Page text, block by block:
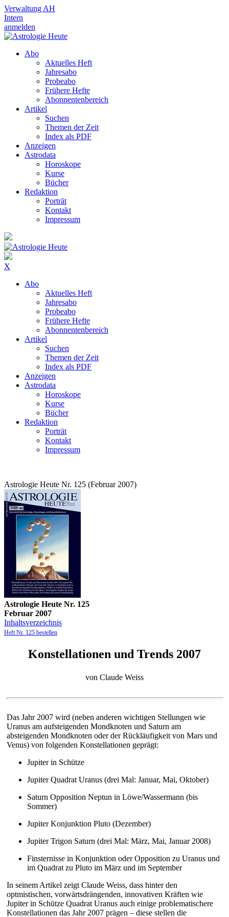
Verwaltung AH
Intern
anmelden
Abo
Aktuelles Heft
Jahresabo
Probeabo
Frühere Hefte
Abonnentenbereich
Artikel
Suchen
Themen der Zeit
Index als PDF
Anzeigen
Astrodata
Horoskope
Kurse
Bücher
Redaktion
Porträt
Kontakt
Impressum
X
Abo
Aktuelles Heft
Jahresabo
Probeabo
Frühere Hefte
Abonnentenbereich
Artikel
Suchen
Themen der Zeit
Index als PDF
Anzeigen
Astrodata
Horoskope
Kurse
Bücher
Redaktion
Porträt
Kontakt
Impressum
Astrologie Heute Nr. 125 (Februar 2007)
Astrologie Heute Nr. 125
Februar 2007
Inhaltsverzeichnis
Heft Nr. 125 bestellen
Konstellationen und Trends 2007
von Claude Weiss
Das Jahr 2007 wird (neben anderen wichtigen Stellungen wie
Uranus am aufsteigenden Mondknoten und Saturn am
absteigenden Mondknoten oder der Rückläufigkeit von Mars und
Venus) von folgenden Konstellationen geprägt:
Jupiter in Schütze
Jupiter Quadrat Uranus (drei Mal: Januar, Mai, Oktober)
Saturn Opposition Neptun in Löwe/Wassermann (bis
Sommer)
Jupiter Konjunktion Pluto (Dezember)
Jupiter Trigon Saturn (drei Mal: März, Mai, Januar 2008)
Finsternisse in Konjunktion oder Opposition zu Uranus und
im Quadrat zu Pluto im März und im September
In seinem Artikel zeigt Claude Weiss, dass hinter den
optmistischen, vorwärtsdrängenden, innovativen Kräften wie
Jupiter in Schütze Quadrat Uranus auch einige problematischere
Konstellationen das Jahr 2007 prägen – diese stellen die